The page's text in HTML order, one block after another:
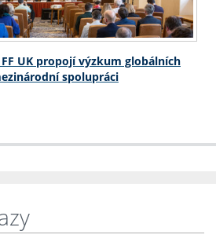
UK propojí výzkum globálních
spolupráci